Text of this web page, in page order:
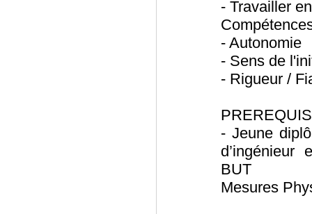
- Travailler
- Autonomie
- Sens de
- Rigueur /
- Jeune
d’ingénieur
BUT
Mesures